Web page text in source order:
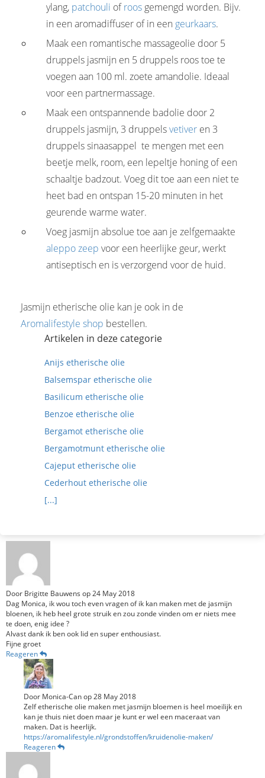
ylang, patchouli ofroos gemengd worden. Bijv.
in een aromadiffuser of in een geurkaars.
Maak een romantische massageolie door 5
druppels jasmijn en 5 druppels roos toe te
voegen aan 100 ml. zoete amandolie. Ideaal
voor een partnermassage.
Maak een ontspannende badolie door 2
druppels jasmijn, 3 druppelsvetiver en 3
druppels sinaasappel te mengen met een
beetje melk, room, een lepeltje honing of een
schaaltje badzout. Voeg dit toe aan een niet te
heet bad en ontspan 15-20 minuten in het
geurende warme water.
Voeg jasmijn absolue toe aan je zelfgemaakte
aleppo zeep voor een heerlijke geur, werkt
antiseptisch en is verzorgend voor de huid.
Jasmijn etherische olie kan je ook in de
Aromalifestyle shop bestellen.
Artikelen in deze categorie
Anijs etherische olie
Balsemspar etherische olie
Basilicum etherische olie
Benzoe etherische olie
Bergamot etherische olie
Bergamotmunt etherische olie
Cajeput etherische olie
Cederhout etherische olie
[...]
Door Brigitte Bauwens op24 May 2018
Dag Monica, ik wou toch even vragen of ik kan maken met de jasmijn
bloenen, ik heb heel grote struik en zou zonde vinden om er niets mee
te doen, enig idee ?
Alvast dank ik ben ook lid en super enthousiast.
Fijne groet
Reageren
Door Monica-Canop28 May 2018
Zelf etherische olie maken met jasmijn bloemen is heel moeilijk en
kan je thuis niet doen maar je kunt er wel een maceraat van
https://aromalifestyle.nl/grondstoffen/kruidenolie-maken/
Reageren